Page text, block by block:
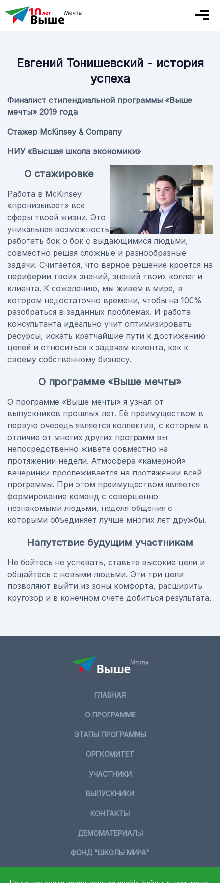
Евгений Тонишевский - история
успеха
Финалист стипендиальной программы «Выше
мечты» 2019 года
Стажер McKinsey & Company
НИУ «Высшая школа экономики»
О стажировке
Работа в McKinsey
«пронизывает» все
сферы твоей жизни. Это
уникальная возможность
работать бок о бок с выдающимися людьми,
совместно решая сложные и разнообразные
задачи. Считается, что верное решение кроется на
периферии твоих знаний, знаний твоих коллег и
клиента. К сожалению, мы живем в мире, в
котором недостаточно времени, чтобы на 100%
разобраться в заданных проблемах. И работа
консультанта идеально учит оптимизировать
ресурсы, искать кратчайшие пути к достижению
целей и относиться к задачам клиента, как к
своему собственному бизнесу.
О программе «Выше мечты»
О программе «Выше мечты» я узнал от
выпускников прошлых лет. Её преимуществом в
первую очередь является коллектив, с которым в
отличие от многих других программ вы
непосредственно живете совместно на
протяжении недели. Атмосфера «камерной»
вечеринки прослеживается на протяжении всей
программы. При этом преимуществом является
формирование команд с совершенно
незнакомыми людьми, неделя общения с
которыми объединяет лучше многих лет дружбы.
Напутствие будущим участникам
Не бойтесь не успевать, ставьте высокие цели и
общайтесь с новыми людьми. Эти три цели
позволяют выйти из зоны комфорта, расширить
кругозор и в конечном счете добиться результата.
ГЛАВНАЯ
О ПРОГРАММЕ
ЭТАПЫ ПРОГРАММЫ
ОРГКОМИТЕТ
УЧАСТНИКИ
ВЫПУСКНИКИ
КОНТАКТЫ
ДЕМОМАТЕРИАЛЫ
ФОНД "ШКОЛЫ МИРА"